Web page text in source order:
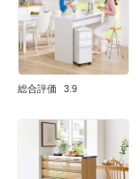
総合評価 3.9